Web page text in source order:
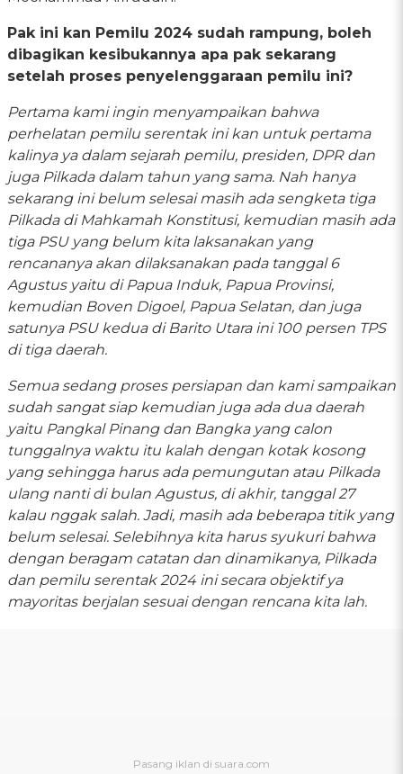
Pak ini kan Pemilu 2024 sudah rampung, boleh
dibagikan kesibukannya apa pak sekarang
setelah proses penyelenggaraan pemilu ini?
Pertama kami ingin menyampaikan bahwa
perhelatan pemilu serentak ini kan untuk pertama
kalinya ya dalam sejarah pemilu, presiden, DPR dan
juga Pilkada dalam tahun yang sama. Nah hanya
sekarang ini belum selesai masih ada sengketa tiga
Pilkada di Mahkamah Konstitusi, kemudian masih ada
tiga PSU yang belum kita laksanakan yang
rencananya akan dilaksanakan pada tanggal 6
Agustus yaitu di Papua Induk, Papua Provinsi,
kemudian Boven Digoel, Papua Selatan, dan juga
satunya PSU kedua di Barito Utara ini 100 persen TPS
di tiga daerah.
Semua sedang proses persiapan dan kami sampaikan
sudah sangat siap kemudian juga ada dua daerah
yaitu Pangkal Pinang dan Bangka yang calon
tunggalnya waktu itu kalah dengan kotak kosong
yang sehingga harus ada pemungutan atau Pilkada
ulang nanti di bulan Agustus, di akhir, tanggal 27
kalau nggak salah. Jadi, masih ada beberapa titik yang
belum selesai. Selebihnya kita harus syukuri bahwa
dengan beragam catatan dan dinamikanya, Pilkada
dan pemilu serentak 2024 ini secara objektif ya
mayoritas berjalan sesuai dengan rencana kita lah.